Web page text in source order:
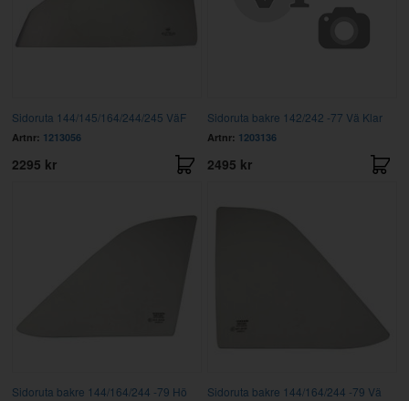
Sidoruta 144/145/164/244/245 VäF
Artnr: 1213056
2295 kr
Sidoruta bakre 142/242 -77 Vä Klar
Artnr: 1203136
2495 kr
Sidoruta bakre 144/164/244 -79 Hö
Sidoruta bakre 144/164/244 -79 Vä